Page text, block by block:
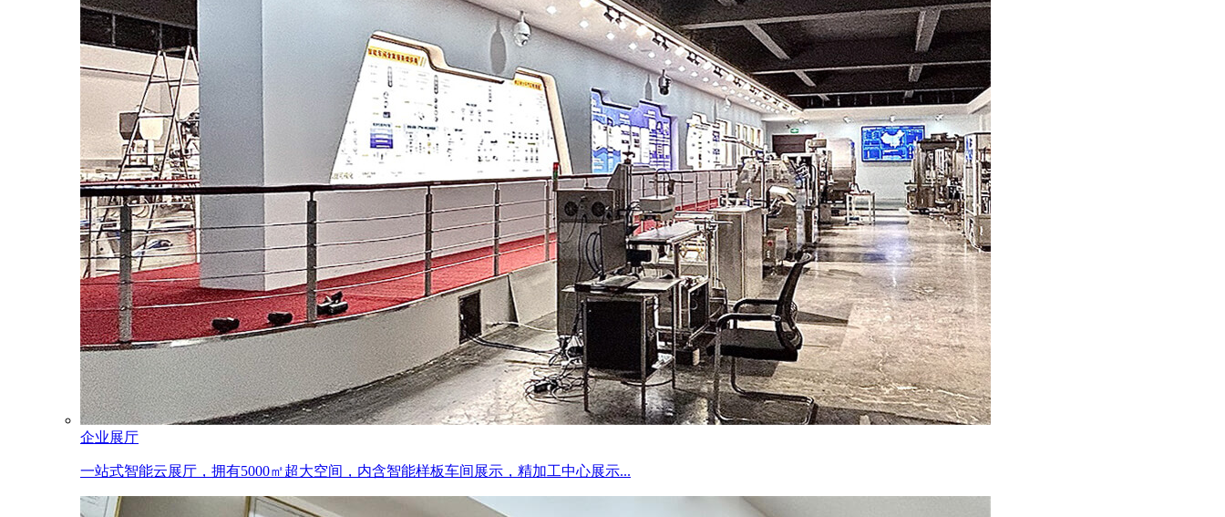
企业展厅
一站式智能云展厅，拥有5000㎡超大空间，内含智能样板车间展示，精加工中心展示...